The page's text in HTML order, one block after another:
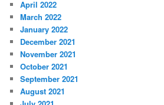
April 2022
March 2022
January 2022
December 2021
November 2021
October 2021
September 2021
August 2021